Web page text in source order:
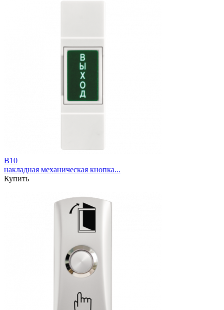
B10
накладная механическая кнопка...
Купить